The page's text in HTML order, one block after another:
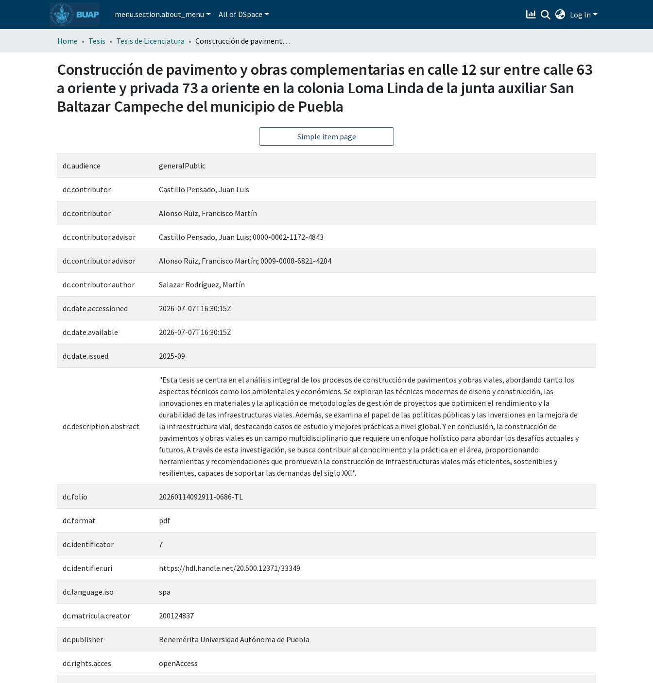
menu.section.about_menu All of DSpace Log In
Home Tesis Tesis de Licenciatura Construcción de pavimento y obras complementarias en calle 12 sur entre calle 63 a oriente y privada 73 a oriente en la colonia Loma Linda de la junta auxiliar San Baltazar Campeche del municipio de Puebla
Construcción de pavimento y obras complementarias en calle 12 sur entre calle 63
a oriente y privada 73 a oriente en la colonia Loma Linda de la junta auxiliar San
Baltazar Campeche del municipio de Puebla
Simple item page
dc.audience generalPublic
dc.contributor Castillo Pensado, Juan Luis
dc.contributor Alonso Ruiz, Francisco Martín
dc.contributor.advisor Castillo Pensado, Juan Luis; 0000-0002-1172-4843
dc.contributor.advisor Alonso Ruiz, Francisco Martín; 0009-0008-6821-4204
dc.contributor.author Salazar Rodríguez, Martín
dc.date.accessioned 2026-07-07T16:30:15Z
dc.date.available 2026-07-07T16:30:15Z
dc.date.issued 2025-09
dc.description.abstract
"Esta tesis se centra en el análisis integral de los procesos de construcción de pavimentos y obras viales, abordando tanto los
aspectos técnicos como los ambientales y económicos. Se exploran las técnicas modernas de diseño y construcción, las
innovaciones en materiales y la aplicación de metodologías de gestión de proyectos que optimicen el rendimiento y la
durabilidad de las infraestructuras viales. Además, se examina el papel de las políticas públicas y las inversiones en la mejora de
la infraestructura vial, destacando casos de estudio y mejores prácticas a nivel global. Y en conclusión, la construcción de
pavimentos y obras viales es un campo multidisciplinario que requiere un enfoque holístico para abordar los desafíos actuales y
futuros. A través de esta investigación, se busca contribuir al conocimiento y la práctica en el área, proporcionando
herramientas y recomendaciones que promuevan la construcción de infraestructuras viales más eficientes, sostenibles y
resilientes, capaces de soportar las demandas del siglo XXl".
dc.folio 20260114092911-0686-TL
dc.format pdf
dc.identificator 7
dc.identifier.uri https://hdl.handle.net/20.500.12371/33349
dc.language.iso spa
dc.matricula.creator 200124837
dc.publisher Benemérita Universidad Autónoma de Puebla
dc.rights.acces openAccess